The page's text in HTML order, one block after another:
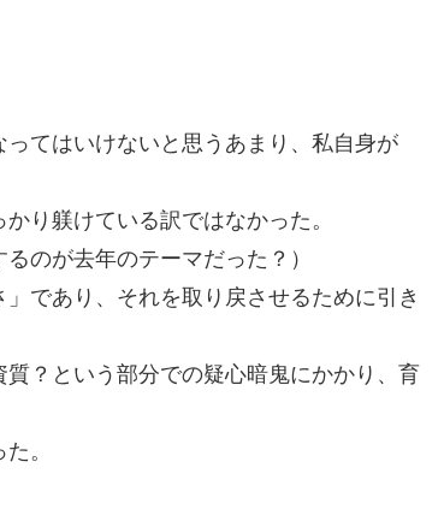
てはいけないと思うあまり、私自身が
り躾けている訳ではなかった。
のが去年のテーマだった？）
であり、それを取り戻させるために引き
？という部分での疑心暗鬼にかかり、育
。